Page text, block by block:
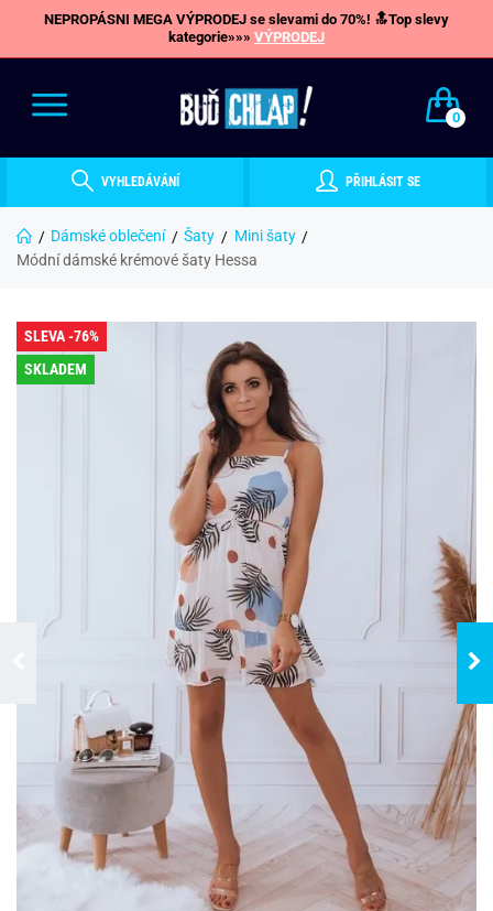
NEPROPÁSNI MEGA VÝPRODEJ se slevami do 70%! 🔝Top slevy
kategorie»»» VÝPRODEJ
0
VYHLEDÁVÁNÍ PŘIHLÁSIT SE
Dámské oblečení Šaty
Mini šaty
Módní dámské krémové šaty Hessa
SLEVA -76%
SKLADEM